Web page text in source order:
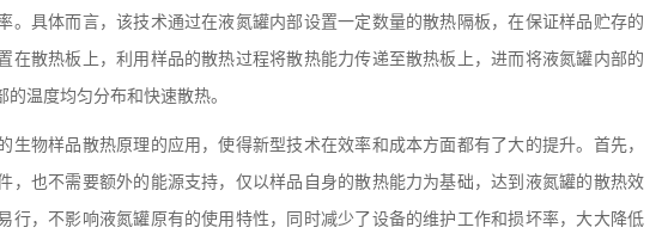
。具体而言，该技术通过在液氮罐内部设置一定数量的散热隔板，在保证样品贮存的
在散热板上，利用样品的散热过程将散热能力传递至散热板上，进而将液氮罐内部的
温度均匀分布和快速散热。
物样品散热原理的应用，使得新型技术在效率和成本方面都有了大的提升。首先，
，也不需要额外的能源支持，仅以样品自身的散热能力为基础，达到液氮罐的散热效
行，不影响液氮罐原有的使用特性，同时减少了设备的维护工作和损坏率，大大降低